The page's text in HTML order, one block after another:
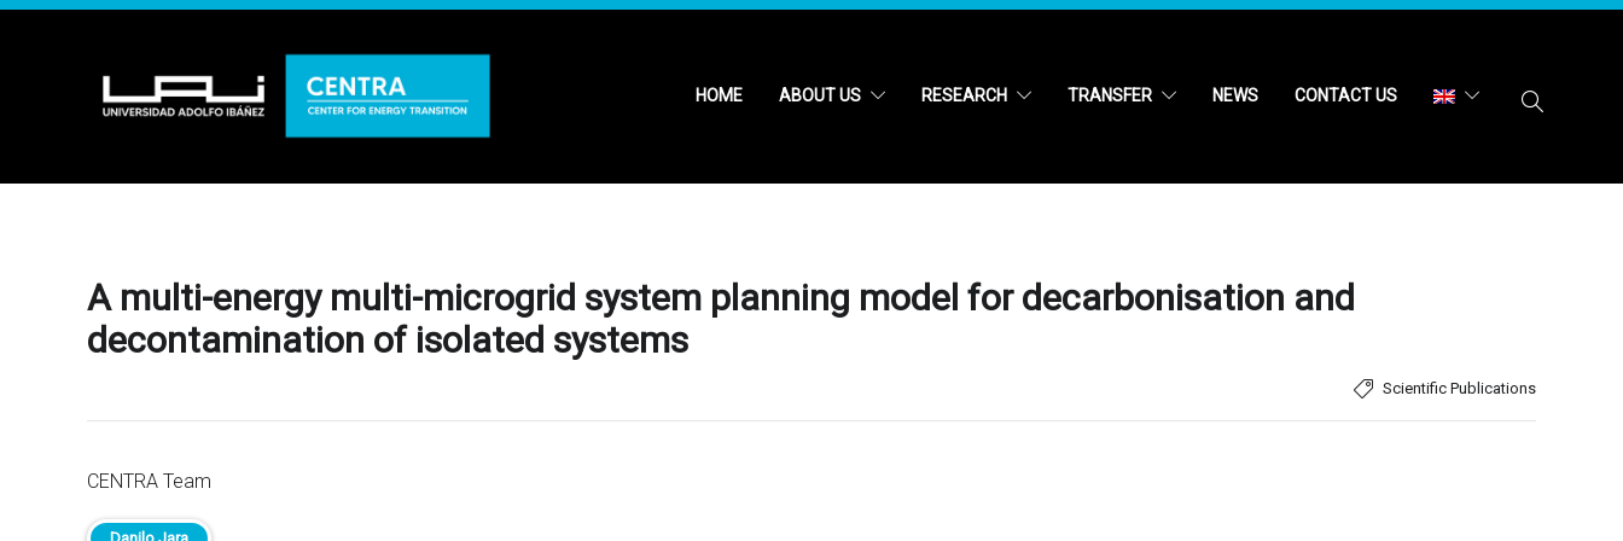
HOME ABOUT US RESEARCH TRANSFER NEWS CONTACT US
A multi-energy multi-microgrid system planning model for decarbonisation and
decontamination of isolated systems
Scientific Publications
CENTRA Team